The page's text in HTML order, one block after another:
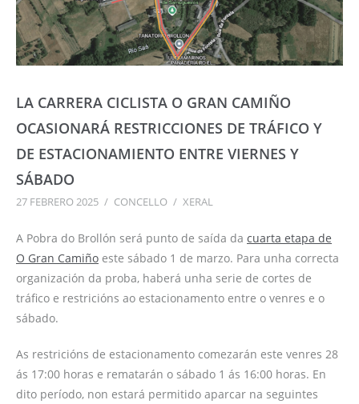
LA CARRERA CICLISTA O GRAN CAMIÑO
OCASIONARÁ RESTRICCIONES DE TRÁFICO Y
DE ESTACIONAMIENTO ENTRE VIERNES Y
SÁBADO
27 FEBRERO 2025 / CONCELLO / XERAL
A Pobra do Brollón será punto de saída da cuarta etapa de
O Gran Camiño este sábado 1 de marzo. Para unha correcta
organización da proba, haberá unha serie de cortes de
tráfico e restricións ao estacionamento entre o venres e o
sábado.
As restricións de estacionamento comezarán este venres 28
ás 17:00 horas e rematarán o sábado 1 ás 16:00 horas. En
dito período, non estará permitido aparcar na seguintes